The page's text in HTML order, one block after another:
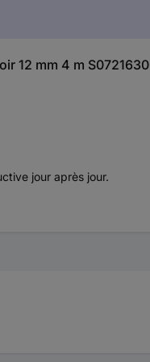
12 mm 4 m S0721630
jour après jour.